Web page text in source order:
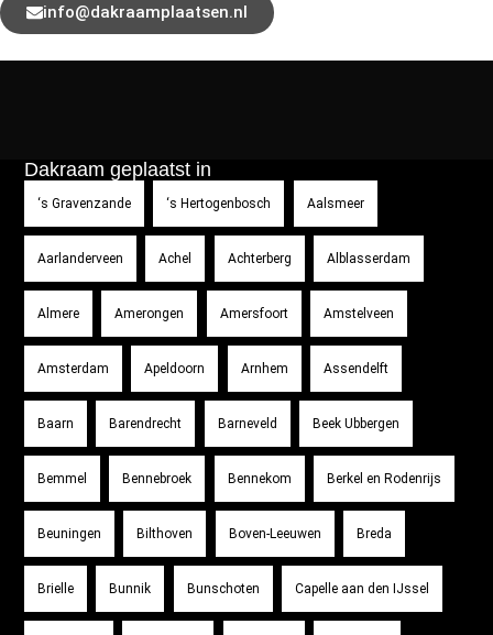
info@dakraamplaatsen.nl
Dakraam geplaatst in
‘s Gravenzande ‘s Hertogenbosch Aalsmeer
Aarlanderveen Achel Achterberg Alblasserdam
Almere Amerongen Amersfoort Amstelveen
Amsterdam Apeldoorn Arnhem Assendelft
Baarn Barendrecht Barneveld Beek Ubbergen
Bemmel Bennebroek Bennekom Berkel en Rodenrijs
Beuningen Bilthoven Boven-Leeuwen Breda
Brielle Bunnik Bunschoten Capelle aan den IJssel